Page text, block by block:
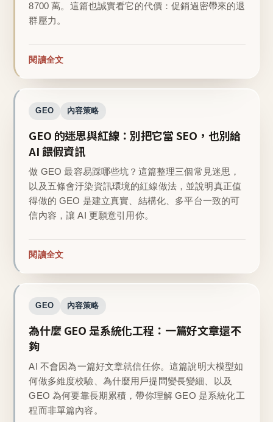
8700 萬。這篇也誠實看它的代價：促銷過密帶來的退
群壓力。
閱讀全文
GEO 內容策略
GEO 的迷思與紅線：別把它當 SEO，也別給
AI 餵假資訊
做 GEO 最容易踩哪些坑？這篇整理三個常見迷思，
以及五條會汙染資訊環境的紅線做法，並說明真正值
得做的 GEO 是建立真實、結構化、多平台一致的可
信內容，讓 AI 更願意引用你。
閱讀全文
GEO 內容策略
為什麼 GEO 是系統化工程：一篇好文章還不
夠
AI 不會因為一篇好文章就信任你。這篇說明大模型如
何做多維度校驗、為什麼用戶提問變長變細、以及
GEO 為何要靠長期累積，帶你理解 GEO 是系統化工
程而非單篇內容。